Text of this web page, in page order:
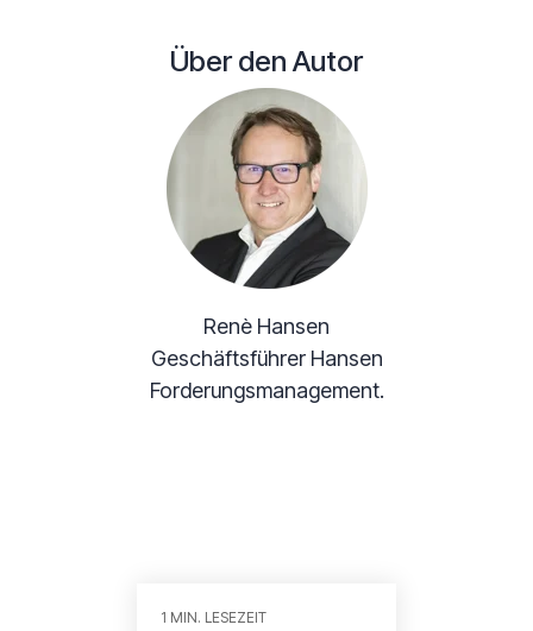
Über den Autor
Renè Hansen
Geschäftsführer Hansen
Forderungsmanagement.
1 MIN. LESEZEIT